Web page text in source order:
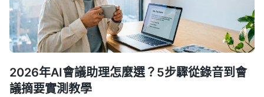
2026年AI會議助理怎麼選？5步驟從錄音到會
議摘要實測教學